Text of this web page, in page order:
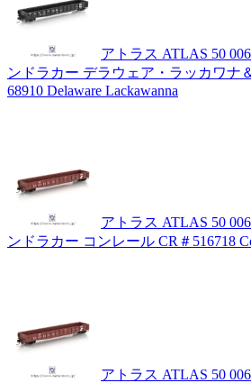
アトラス ATLAS 50
ンドラカー デラウェア・ラッカワナ
68910 Delaware Lackawanna
アトラス ATLAS 50
ンドラカー コンレール CR＃516718
アトラス ATLAS 50